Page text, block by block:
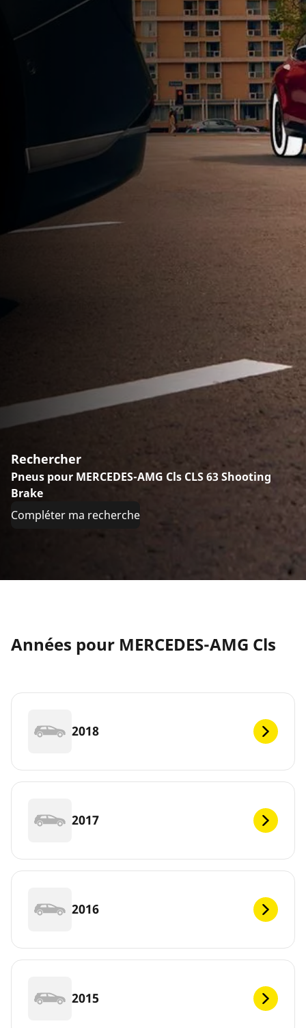
Rechercher
Pneus pour MERCEDES-AMG Cls CLS 63 Shooting
Brake
Compléter ma recherche
Années pour MERCEDES-AMG Cls
2018
2017
2016
2015